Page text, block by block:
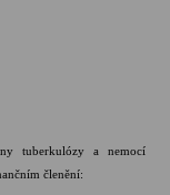
tuberkulózy a nemocí
členění: